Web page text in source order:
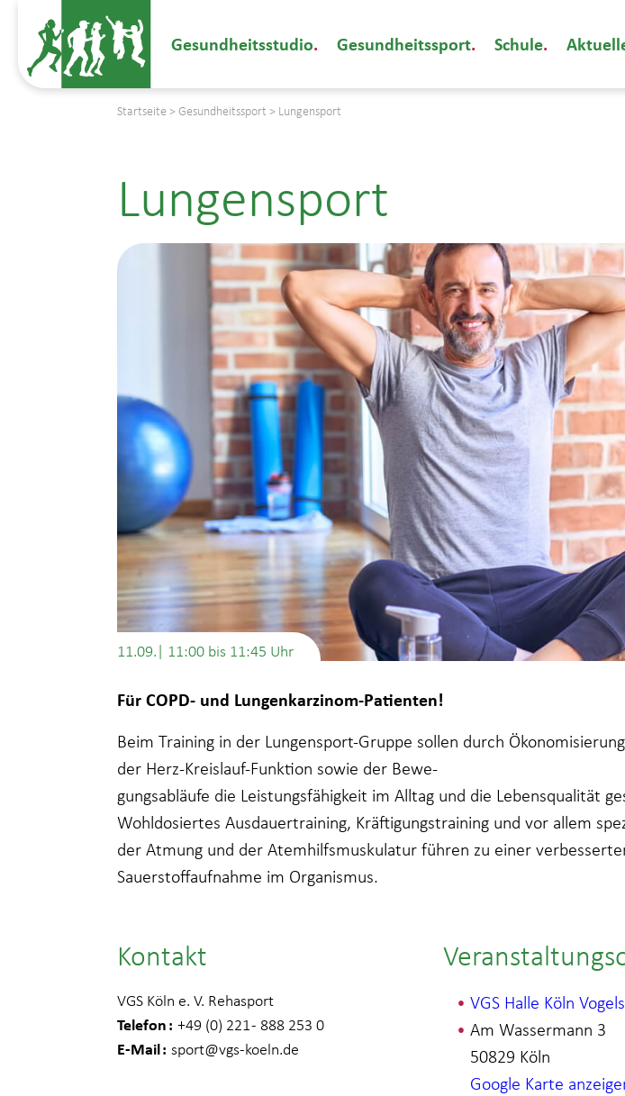
Gesundheitsstudio Gesundheitssport Schule
Startseite > Gesundheitssport > Lungensport
Lungensport
11.09.| 11:00 bis 11:45
Für COPD- und Lungenkarzinom-Patienten!
Beim Training in der Lungensport-Gruppe sollen durch
der Herz-Kreislauf-Funktion sowie der Bewe-
gungsabläufe die Leistungsfähigkeit im Alltag und die Lebensqualität
Wohldosiertes Ausdauertraining, Kräftigungstraining und vor allem
der Atmung und der Atemhilfsmuskulatur führen zu einer
Sauerstoffaufnahme im Organismus.
Kontakt
VGS Köln e. V. Rehasport
Telefon +49 (0) 221 - 888 253 0
E-Mail sport@vgs-koeln.de
VGS Halle Köln
Am Wassermann 3
Köln
50829
Google Karte